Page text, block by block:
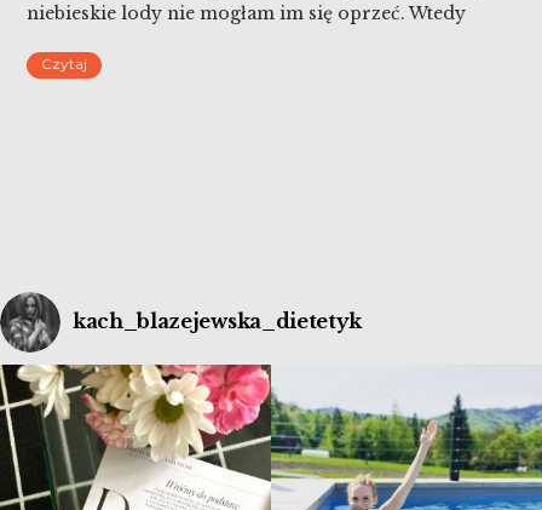
niebieskie lody nie mogłam im się oprzeć. Wtedy
guma balonowa, eksperymentu już nie powtórzyłam.
Czytaj
kach_blazejewska_dietetyk